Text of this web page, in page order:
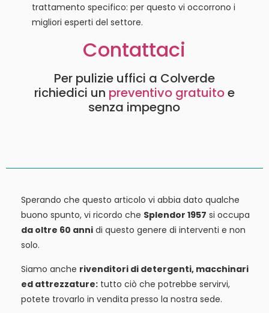
trattamento specifico: per questo vi occorrono i
migliori esperti del settore.
Contattaci
Per pulizie uffici a Colverde
richiedici un preventivo gratuitoe
senza impegno
Sperando che questo articolo vi abbia dato qualche
buono spunto, vi ricordo che Splendor 1957 si occupa
da oltre 60 anni di questo genere di interventi e non
solo.
Siamo anche rivenditori di detergenti, macchinari
ed attrezzature: tutto ciò che potrebbe servirvi,
potete trovarlo in vendita presso la nostra sede.